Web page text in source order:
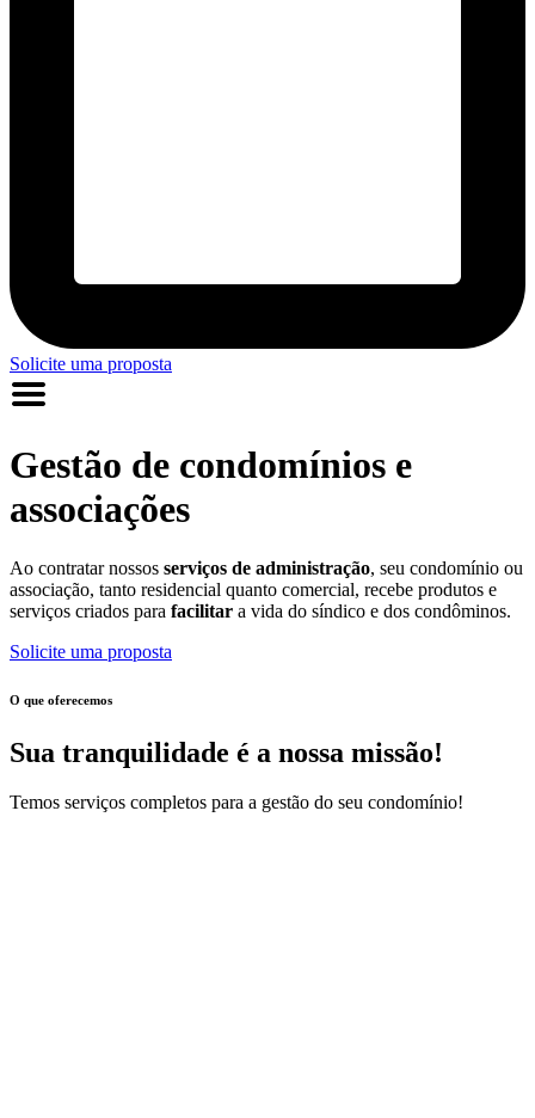
Solicite uma proposta
Gestão de condomínios e
associações
Ao contratar nossos serviços de administração, seu condomínio ou
associação, tanto residencial quanto comercial, recebe produtos e
serviços criados para facilitar a vida do síndico e dos condôminos.
Solicite uma proposta
O que oferecemos
Sua tranquilidade é a nossa missão!
Temos serviços completos para a gestão do seu condomínio!